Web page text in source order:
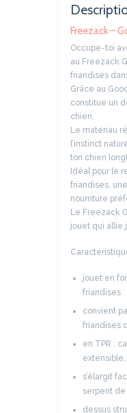
Freezack –
Occupe-toi
au Freezack
friandises
Grâce au
constitue un
chien.
Le matériau
l’instinct
ton chien
Idéal pour le
friandises,
nourriture
Le Freezack
jouet qui allie
jouet en
friandises
convient
friandises
en TPR :
extensible,
s’élargit
serpent
dessus